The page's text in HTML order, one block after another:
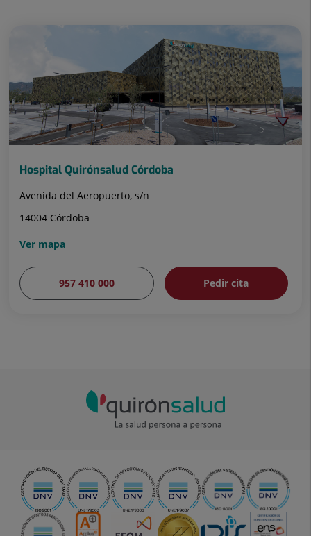
Hospital Quirónsalud Córdoba
Avenida del Aeropuerto, s/n
14004 Córdoba
Ver mapa
957 410 000 Pedir cita